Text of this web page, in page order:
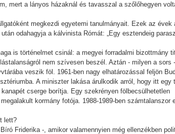
mert a lányos házaknál és tavasszal a szőlőhegyen
megkezdi egyetemi tanulmányait. Ezek az évek
odahagyja a kálvinista Rómát: „Egy esztendeig
is történelmet csinál: a megyei forradalmi bizottmány
nem szívesen beszél. Aztán - milyen a sors
veszik föl. 1961-ben nagy elhatározással feljön
A miniszter lakása árulkodik arról, hogy itt egy
cserge borítja. Egy szekrényen fölbecsülhetetlen
kormány fotója. 1988-1989-ben számtalanszor
lett?
Friderika -, amikor valamennyien még ellenzékben